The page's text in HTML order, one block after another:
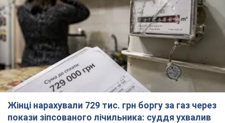
Жінці нарахували 729 тис. грн боргу за газ через
покази зіпсованого лічильника: суддя ухвалив